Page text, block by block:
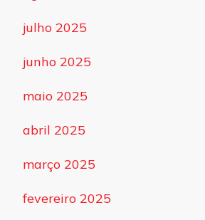
julho 2025
junho 2025
maio 2025
abril 2025
março 2025
fevereiro 2025